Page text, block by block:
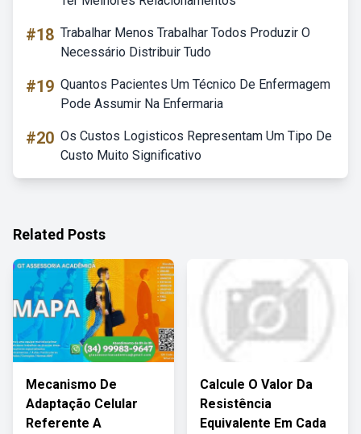
#18 Trabalhar Menos Trabalhar Todos Produzir O
Necessário Distribuir Tudo
#19 Quantos Pacientes Um Técnico De Enfermagem
Pode Assumir Na Enfermaria
#20 Os Custos Logisticos Representam Um Tipo De
Custo Muito Significativo
Related Posts
Mecanismo De
Adaptação Celular
Referente A
Calcule O Valor Da
Resistência
Equivalente Em Cada